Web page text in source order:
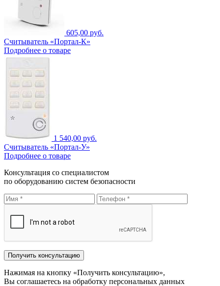
605,00 руб.
Считыватель «Портал-К»
Подробнее о товаре
1 540,00 руб.
Считыватель «Портал-У»
Подробнее о товаре
Консультация со специалистом
по оборудованию систем безопасности
Нажимая на кнопку «Получить консультацию»,
Вы соглашаетесь на обработку персональных данных